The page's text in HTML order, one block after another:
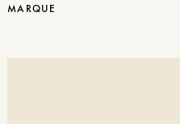
MARQUE